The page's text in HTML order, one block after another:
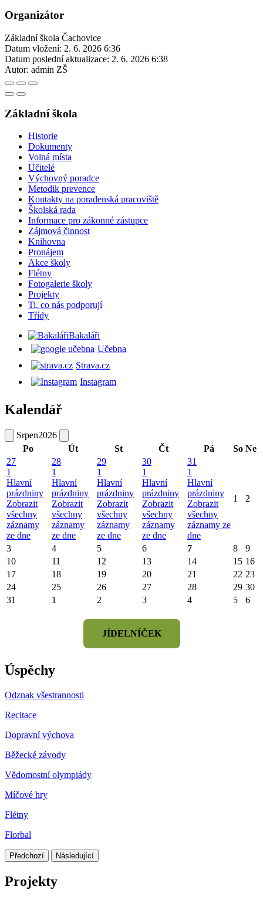
Organizátor
Základní škola Čachovice
Datum vložení: 2. 6. 2026 6:36
Datum poslední aktualizace: 2. 6. 2026 6:38
Autor: admin ZŠ
Základní škola
Historie
Dokumenty
Volná místa
Učitelé
Výchovný poradce
Metodik prevence
Kontakty na poradenská pracoviště
Školská rada
Informace pro zákonné zástupce
Zájmová činnost
Knihovna
Pronájem
Akce školy
Flétny
Fotogalerie školy
Projekty
Ti, co nás podporují
Třídy
Bakaláři
Učebna
Strava.cz
Instagram
Kalendář
Srpen2026
Po
Út St Čt Pá So Ne
27
1
Hlavní
prázdniny
Zobrazit
všechny
záznamy
ze dne
28
1
Hlavní
prázdniny
Zobrazit
všechny
záznamy
ze dne
29
1
Hlavní
prázdniny
Zobrazit
všechny
záznamy
ze dne
30
1
Hlavní
prázdniny
Zobrazit
všechny
záznamy
ze dne
31
1
Hlavní
prázdniny
Zobrazit
všechny
záznamy ze
dne
1 2
3 4 5 6 7 8
9
10
11 12 13 14 15 16
17
18 19 20 21 22 23
24
25 26 27 28 29 30
31
1 2 3 4 5 6
JÍDELNÍČEK
Úspěchy
Odznak všestrannosti
Recitace
Dopravní výchova
Běžecké závody
Vědomostní olympiády
Míčové hry
Flétny
Florbal
Předchozí Následující
Projekty